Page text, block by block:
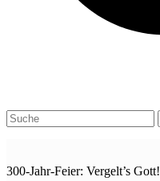
Open
mobile
Close
mobile
Search
300-Jahr-Feier: Vergelt’s Gott!